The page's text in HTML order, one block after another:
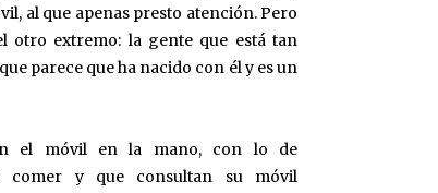
al que apenas presto atención. Pero
otro extremo: la gente que está tan
parece que ha nacido con él y es un
el móvil en la mano, con lo de
comer y que consultan su móvil